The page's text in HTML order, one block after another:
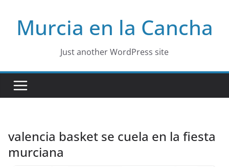
contentMurcia en la Cancha
Just another WordPress site
valencia basket se cuela en la fiesta
murciana